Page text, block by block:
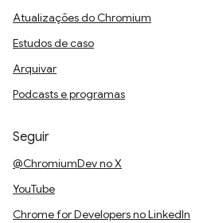
Atualizações do Chromium
Estudos de caso
Arquivar
Podcasts e programas
Seguir
@ChromiumDev no X
YouTube
Chrome for Developers no LinkedIn